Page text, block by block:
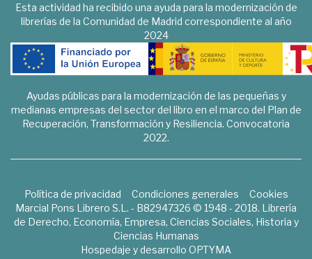
Esta actividad ha recibido una ayuda para la modernización de
librerías de la Comunidad de Madrid correspondiente al año
2024
Ayudas públicas para la modernización de las pequeñas y
medianas empresas del sector del libro en el marco del Plan de
Recuperación, Transformación y Resiliencia. Convocatoria
2022.
Política de privacidad Condiciones generales
Cookies
Marcial Pons Librero S.L. - B82947326 © 1948 - 2018. Librería
de Derecho, Economía, Empresa, Ciencias Sociales, Historia y
Ciencias Humanas
Hospedaje y desarrollo OPTYMA